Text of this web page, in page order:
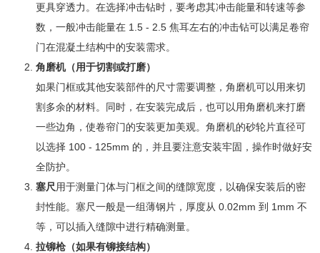
更具穿透力。在选择冲击钻时，要考虑其冲击能量和转速等参
数，一般冲击能量在 1.5 - 2.5 焦耳左右的冲击钻可以满足卷帘
门在混凝土结构中的安装需求。
角磨机（用于切割或打磨）
如果门框或其他安装部件的尺寸需要调整，角磨机可以用来切
割多余的材料。同时，在安装完成后，也可以用角磨机来打磨
一些边角，使卷帘门的安装更加美观。角磨机的砂轮片直径可
以选择 100 - 125mm 的，并且要注意安装牢固，操作时做好安
全防护。
塞尺 用于测量门体与门框之间的缝隙宽度，以确保安装后的密
封性能。塞尺一般是一组薄钢片，厚度从 0.02mm 到 1mm 不
等，可以插入缝隙中进行精确测量。
拉铆枪（如果有铆接结构）